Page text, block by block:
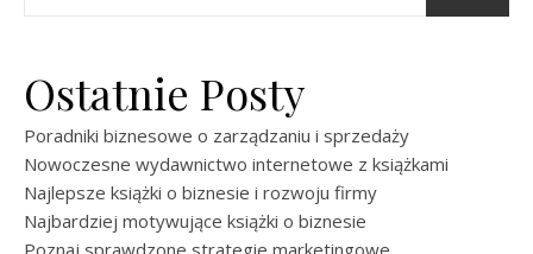
Ostatnie Posty
Poradniki biznesowe o zarządzaniu i sprzedaży
Nowoczesne wydawnictwo internetowe z książkami
Najlepsze książki o biznesie i rozwoju firmy
Najbardziej motywujące książki o biznesie
Poznaj sprawdzone strategie marketingowe